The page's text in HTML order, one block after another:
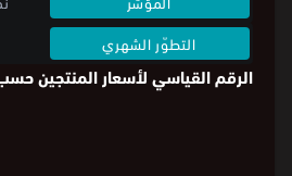
المؤشر
التطوّر الشهري
الرقم القياسي لأسعار المنتجين